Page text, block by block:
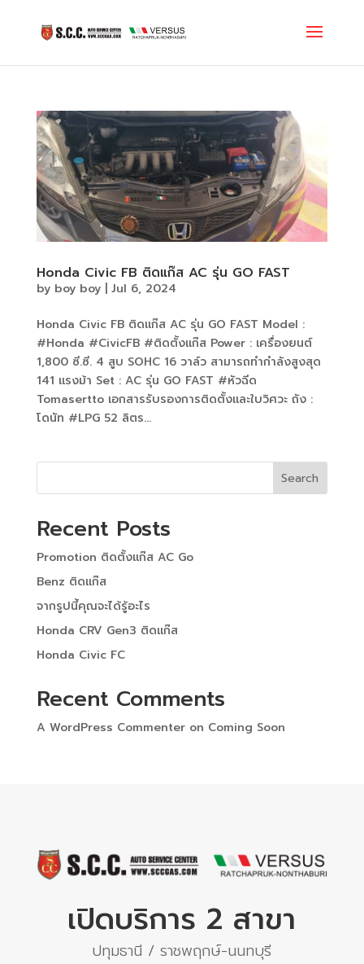
Honda Civic FB ติดแก๊ส AC รุ่น GO FAST
by boy boy| Jul 6, 2024
Honda Civic FB ติดแก๊ส AC รุ่น GO FAST Model :
#Honda #CivicFB #ติดตั้งแก๊ส Power : เครื่องยนต์
1,800 ซี.ซี. 4 สูบ SOHC 16 วาล์ว สามารถทำกำลังสูงสุด
141 แรงม้า Set : AC รุ่น GO FAST #หัวฉีด
Tomasertto เอกสารรับรองการติดตั้งและใบวิศวะ ถัง :
โดนัท #LPG 52 ลิตร...
Search
Recent Posts
Promotion ติดตั้งแก๊ส AC Go
Benz ติดแก๊ส
จากรูปนี้คุณจะได้รู้อะไร
Honda CRV Gen3 ติดแก๊ส
Honda Civic FC
Recent Comments
A WordPress Commenteron Coming Soon
เปิดบริการ 2 สาขา
ปทุมธานี / ราชพฤกษ์-นนทบุรี